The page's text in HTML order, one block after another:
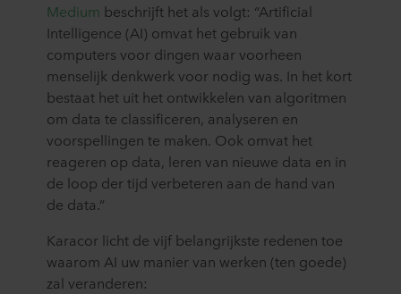
Medium beschrijft het als volgt: “Artificial
Intelligence (AI) omvat het gebruik van
computers voor dingen waar voorheen
menselijk denkwerk voor nodig was. In het kort
bestaat het uit het ontwikkelen van algoritmen
om data te classificeren, analyseren en
voorspellingen te maken. Ook omvat het
reageren op data, leren van nieuwe data en in
de loop der tijd verbeteren aan de hand van
de data.”
Karacor licht de vijf belangrijkste redenen toe
waarom AI uw manier van werken (ten goede)
zal veranderen: